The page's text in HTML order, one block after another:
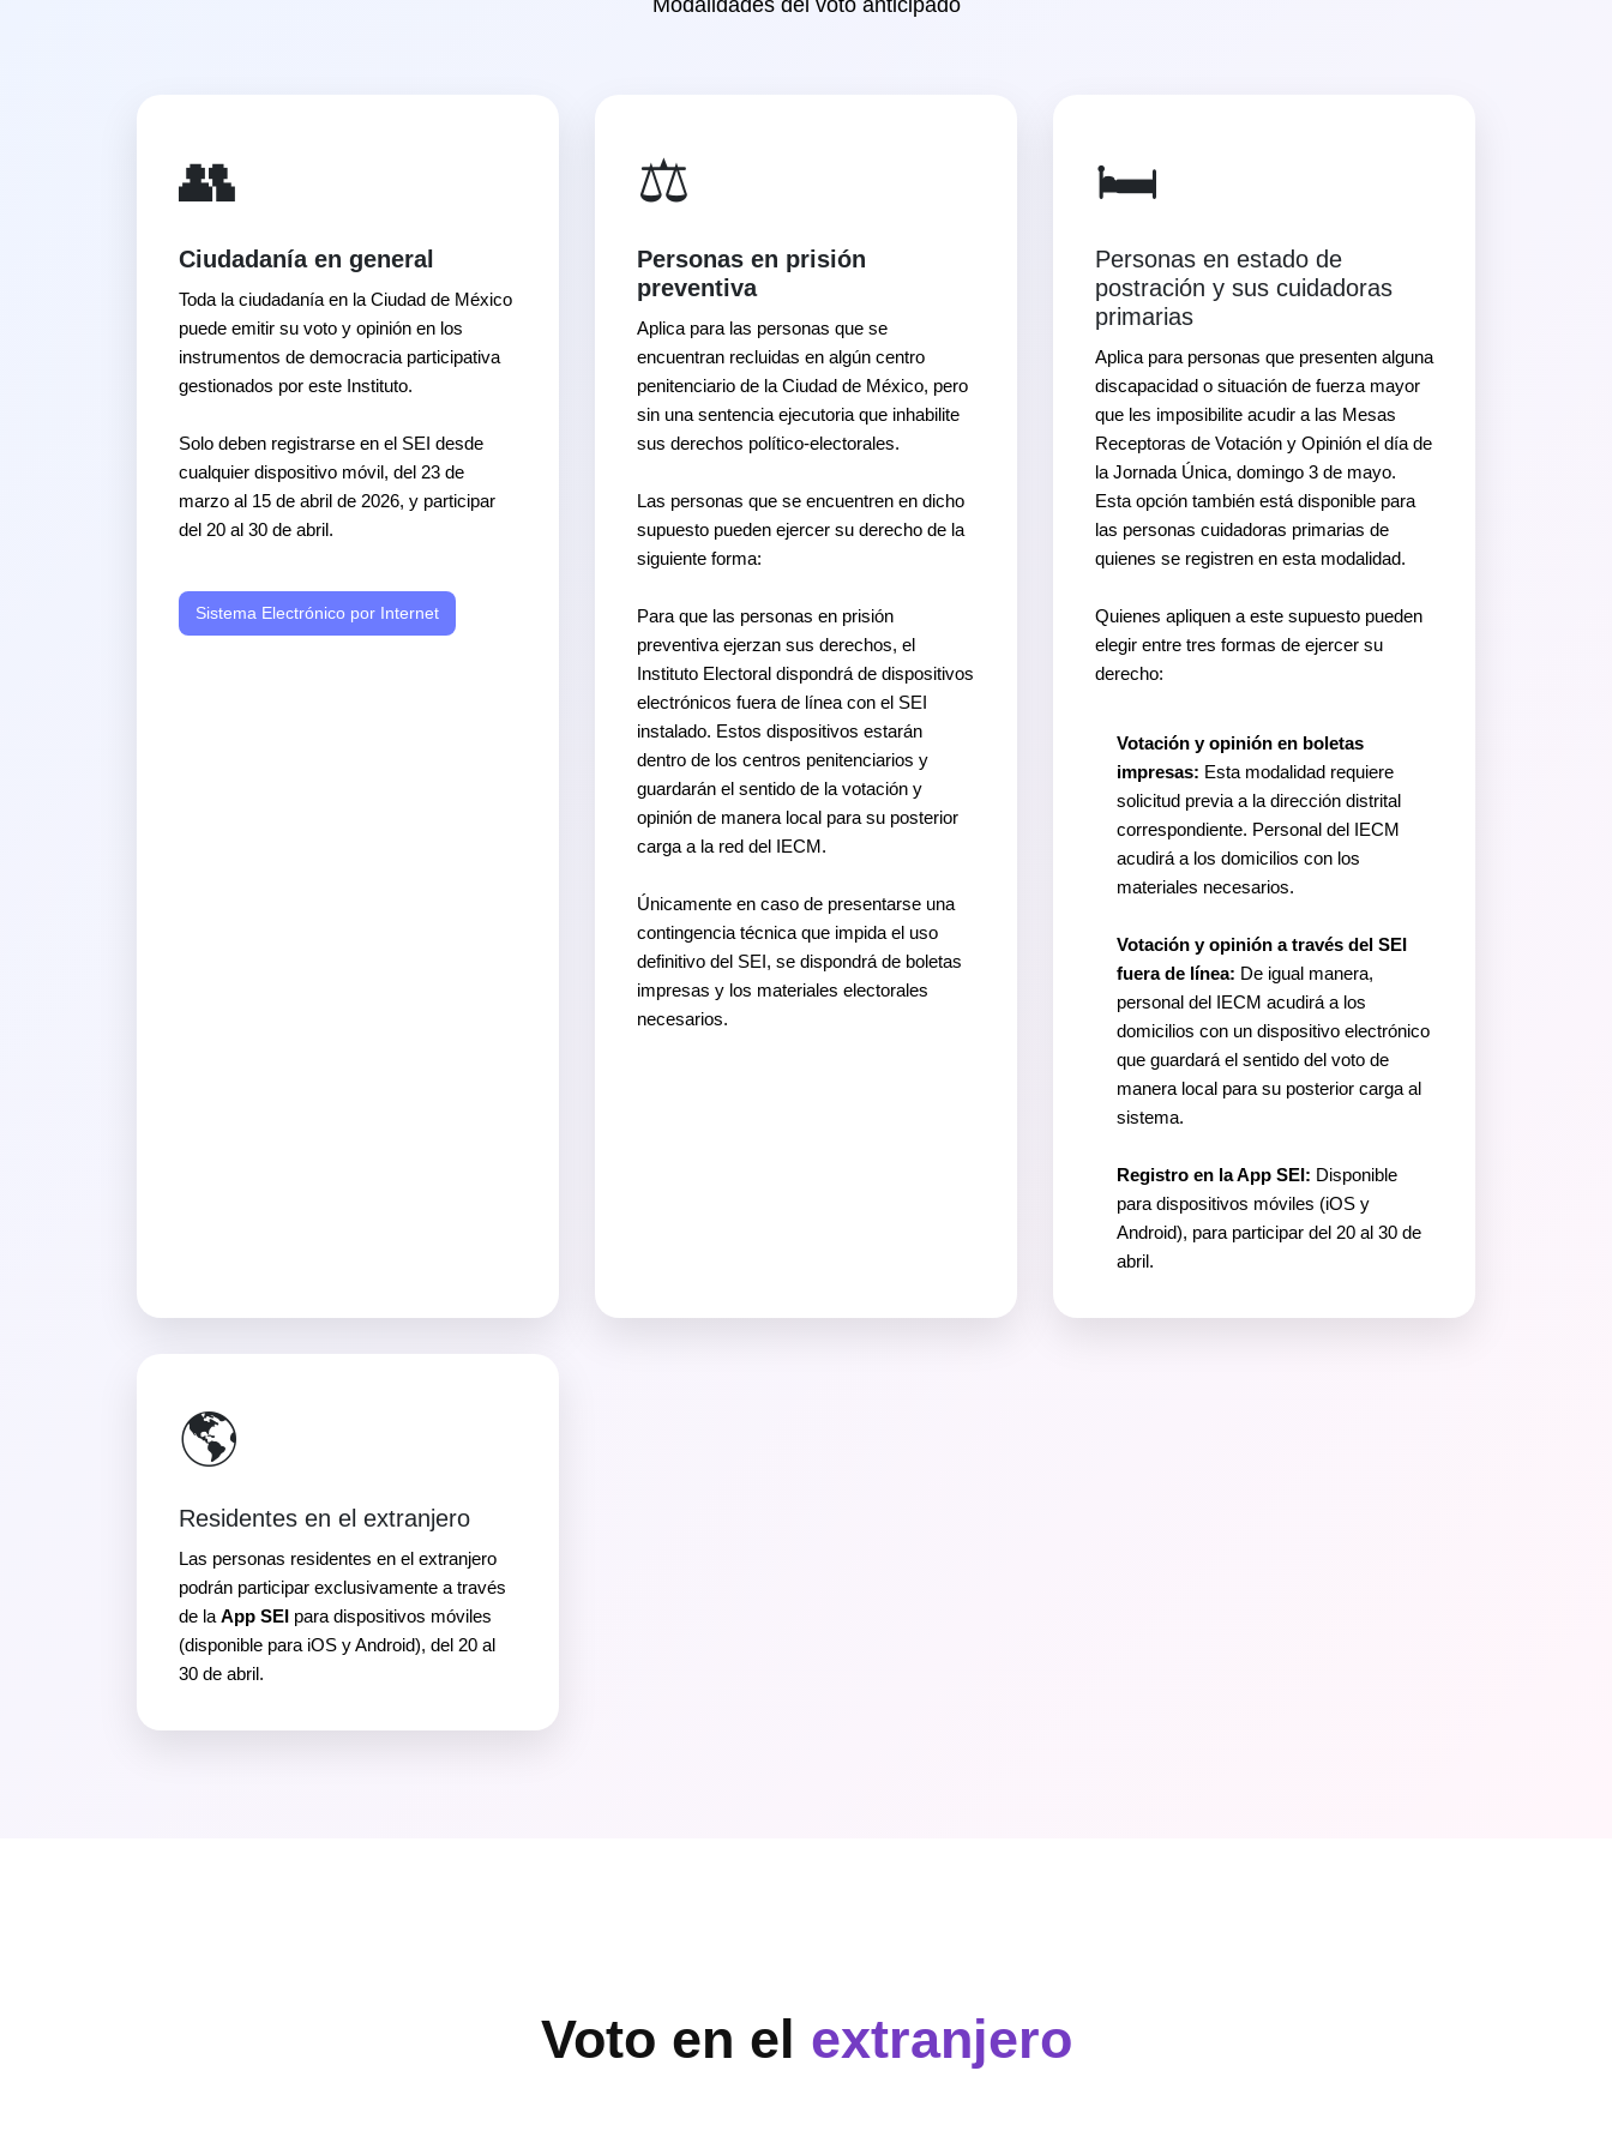
Modalidades del voto anticipado
👥
Ciudadanía en general
Toda la ciudadanía en la Ciudad de México
puede emitir su voto y opinión en los
instrumentos de democracia participativa
gestionados por este Instituto.
Solo deben registrarse en el SEI desde
cualquier dispositivo móvil, del 23 de
marzo al 15 de abril de 2026, y participar
del 20 al 30 de abril.
Sistema Electrónico por Internet
⚖️
Personas en prisión
preventiva
Aplica para las personas que se
encuentran recluidas en algún centro
penitenciario de la Ciudad de México, pero
sin una sentencia ejecutoria que inhabilite
sus derechos político-electorales.
Las personas que se encuentren en dicho
supuesto pueden ejercer su derecho de la
siguiente forma:
Para que las personas en prisión
preventiva ejerzan sus derechos, el
Instituto Electoral dispondrá de dispositivos
electrónicos fuera de línea con el SEI
instalado. Estos dispositivos estarán
dentro de los centros penitenciarios y
guardarán el sentido de la votación y
opinión de manera local para su posterior
carga a la red del IECM.
Únicamente en caso de presentarse una
contingencia técnica que impida el uso
definitivo del SEI, se dispondrá de boletas
impresas y los materiales electorales
necesarios.
🛏️
Personas en estado de
postración y sus cuidadoras
primarias
Aplica para personas que presenten alguna
discapacidad o situación de fuerza mayor
que les imposibilite acudir a las Mesas
Receptoras de Votación y Opinión el día de
la Jornada Única, domingo 3 de mayo.
Esta opción también está disponible para
las personas cuidadoras primarias de
quienes se registren en esta modalidad.
Quienes apliquen a este supuesto pueden
elegir entre tres formas de ejercer su
derecho:
Votación y opinión en boletas
impresas: Esta modalidad requiere
solicitud previa a la dirección distrital
correspondiente. Personal del IECM
acudirá a los domicilios con los
materiales necesarios.
Votación y opinión a través del SEI
fuera de línea: De igual manera,
personal del IECM acudirá a los
domicilios con un dispositivo electrónico
que guardará el sentido del voto de
manera local para su posterior carga al
sistema.
Registro en la App SEI: Disponible
para dispositivos móviles (iOS y
Android), para participar del 20 al 30 de
abril.
🌎
Residentes en el extranjero
Las personas residentes en el extranjero
podrán participar exclusivamente a través
de la App SEI para dispositivos móviles
(disponible para iOS y Android), del 20 al
30 de abril.
Voto en el extranjero